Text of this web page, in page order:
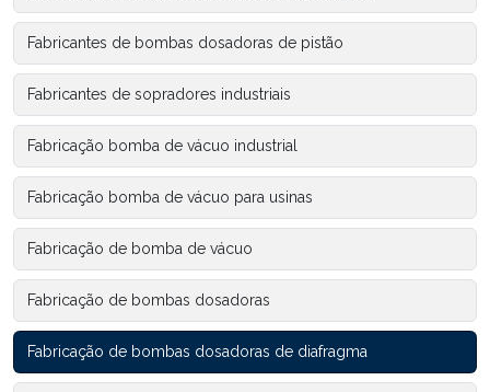
Fabricantes de bombas dosadoras de pistão
Fabricantes de sopradores industriais
Fabricação bomba de vácuo industrial
Fabricação bomba de vácuo para usinas
Fabricação de bomba de vácuo
Fabricação de bombas dosadoras
Fabricação de bombas dosadoras de diafragma